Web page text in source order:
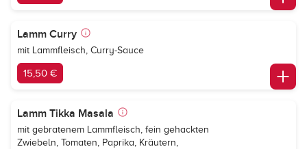
Lamm Curry
mit Lammfleisch, Curry-Sauce
15,50 €
Lamm Tikka Masala
mit gebratenem Lammfleisch, fein gehackten
Zwiebeln, Tomaten, Paprika, Kräutern,